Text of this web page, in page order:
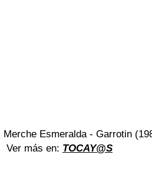
Merche Esmeralda - Garrotin
Ver más en: TOCAY@S